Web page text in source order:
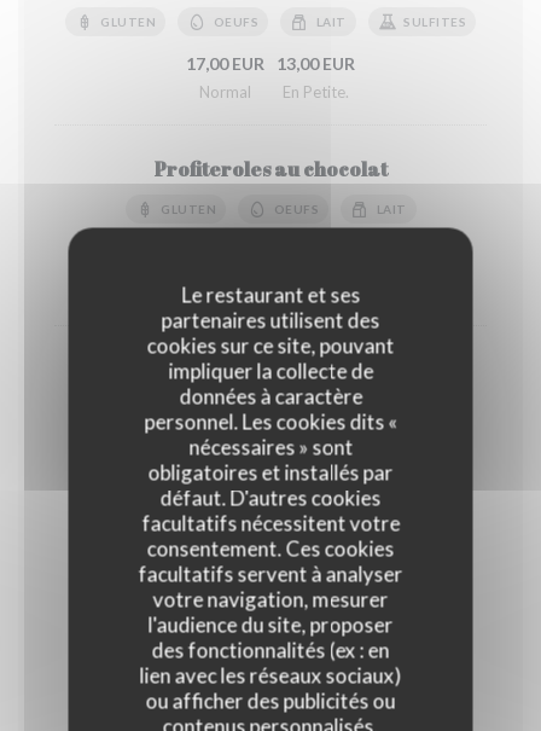
Le restaurant et ses
partenaires utilisent des
cookies sur ce site, pouvant
impliquer la collecte de
données à caractère
personnel. Les cookies dits «
nécessaires » sont
obligatoires et installés par
défaut. D'autres cookies
facultatifs nécessitent votre
consentement. Ces cookies
facultatifs servent à analyser
votre navigation, mesurer
l'audience du site, proposer
des fonctionnalités (ex : en
lien avec les réseaux sociaux)
ou afficher des publicités ou
GLUTEN OEUFS LAIT SULFITES
17,00 EUR
Normal
13,00 EUR
En Petite.
Profiteroles au chocolat
GLUTEN OEUFS LAIT
10,50 EUR 14,00 EUR
Coupe de fruits rouges
18,00 EUR
Normal
Glaces et sorbets
Parfum glaces : Vanille, Chocolat noir, Café, ,Pistache
Parfum sorbets : Framboise, abricot, citron jaune,
verveine
Glaces et sorbets "Maison"
Glaces : Vanille, Café, Chocolat Sorbets : Citron vert,
Mangue, Abricot, Framboise, Noix de coco